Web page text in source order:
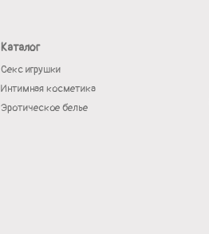
Каталог
Секс игрушки
Интимная косметика
Эротическое белье